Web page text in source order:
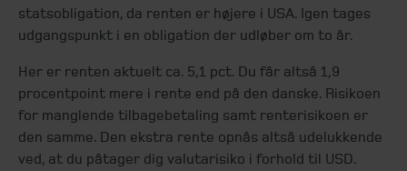
statsobligation, da renten er højere i USA. Igen tages
udgangspunkt i en obligation der udløber om to år.
Her er renten aktuelt ca. 5,1 pct. Du får altså 1,9
procentpoint mere i rente end på den danske. Risikoen
for manglende tilbagebetaling samt renterisikoen er
den samme. Den ekstra rente opnås altså udelukkende
ved, at du påtager dig valutarisiko i forhold til USD.